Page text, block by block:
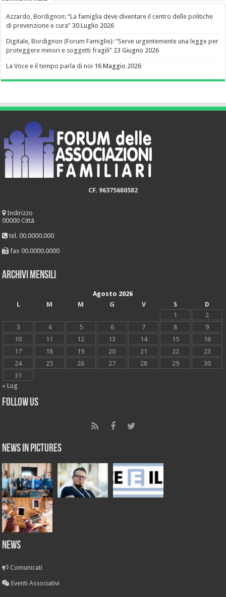
Azzardo, Bordignon: “La famiglia deve diventare il centro delle politiche
di prevenzione e cura” 30 Luglio 2026
Digitale, Bordignon (Forum Famiglie): “Serve urgentemente una legge per
proteggere minori e soggetti fragili” 23 Giugno 2026
La Voce e il tempo parla di noi 16 Maggio 2026
CF. 96375680582
Indirizzo
00000 Città
tel. 00.0000.000
fax 00.0000.0000
Archivi mensili
Agosto 2026
L
M M G V S
D
1
2
3
4 5 6 7 8
9
10
11 12 13 14 15
16
17
18 19 20 21 22
23
24
25 26 27 28 29
30
31
« Lug
Follow Us
News in Pictures
NEWS
Comunicati
Eventi Associativi